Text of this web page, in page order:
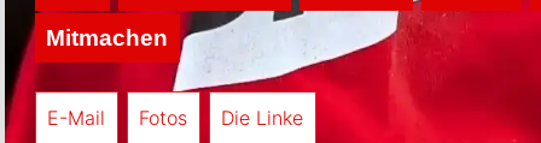
Mitmachen
E-Mail Fotos Die Linke